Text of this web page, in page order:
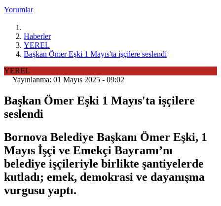
Yorumlar
Haberler
YEREL
Başkan Ömer Eşki 1 Mayıs'ta işçilere seslendi
YEREL
Yayınlanma: 01 Mayıs 2025 - 09:02
Başkan Ömer Eşki 1 Mayıs'ta işçilere
seslendi
Bornova Belediye Başkanı Ömer Eşki, 1
Mayıs İşçi ve Emekçi Bayramı’nı
belediye işçileriyle birlikte şantiyelerde
kutladı; emek, demokrasi ve dayanışma
vurgusu yaptı.